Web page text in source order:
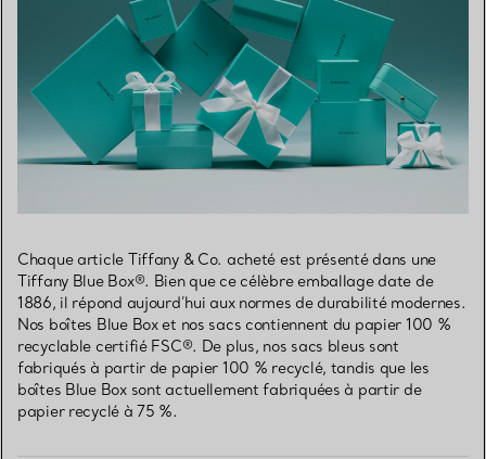
Chaque article Tiffany & Co. acheté est présenté dans une
Tiffany Blue Box®. Bien que ce célèbre emballage date de
1886, il répond aujourd’hui aux normes de durabilité modernes.
Nos boîtes Blue Box et nos sacs contiennent du papier 100 %
recyclable certifié FSC®. De plus, nos sacs bleus sont
fabriqués à partir de papier 100 % recyclé, tandis que les
boîtes Blue Box sont actuellement fabriquées à partir de
papier recyclé à 75 %.